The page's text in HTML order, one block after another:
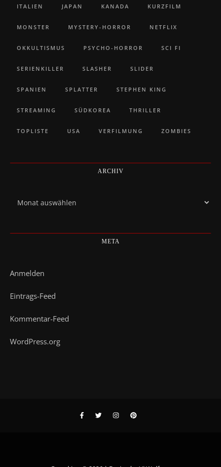
ITALIEN JAPAN KANADA KURZFILM
MONSTER MYSTERY-HORROR NETFLIX
OKKULTISMUS PSYCHO-HORROR SCI FI
SERIENKILLER SLASHER SLIDER
SPANIEN SPLATTER STEPHEN KING
STREAMING SÜDKOREA THRILLER
TOPLISTE USA VERFILMUNG ZOMBIES
ARCHIV
META
Anmelden
Eintrags-Feed
Kommentar-Feed
WordPress.org